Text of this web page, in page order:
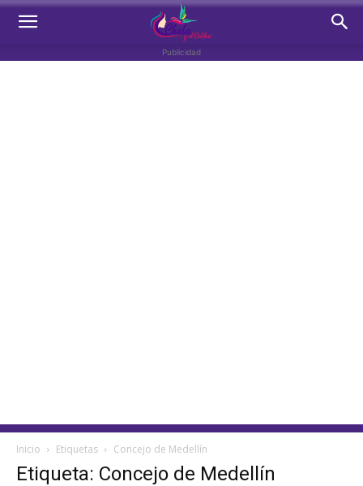
Publicidad
Inicio Etiquetas Concejo de Medellín
Etiqueta: Concejo de Medellín